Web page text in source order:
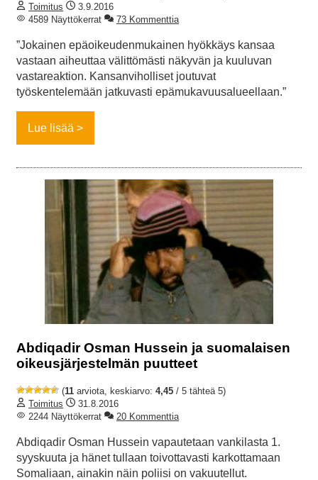
Toimitus
3.9.2016
4589 Näyttökerrat
73 Kommenttia
”Jokainen epäoikeudenmukainen hyökkäys kansaa
vastaan aiheuttaa välittömästi näkyvän ja kuuluvan
vastareaktion. Kansanviholliset joutuvat
työskentelemään jatkuvasti epämukavuusalueellaan.”
Lue lisää
Abdiqadir Osman Hussein ja suomalaisen
oikeusjärjestelmän puutteet
(11 arviota, keskiarvo: 4,45 / 5 tähteä 5)
Toimitus
31.8.2016
2244 Näyttökerrat
20 Kommenttia
Abdiqadir Osman Hussein vapautetaan vankilasta 1.
syyskuuta ja hänet tullaan toivottavasti karkottamaan
Somaliaan, ainakin näin poliisi on vakuutellut.